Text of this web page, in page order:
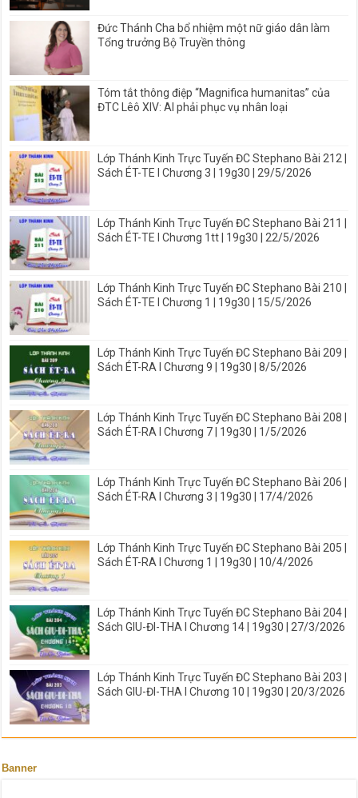
Đức Thánh Cha bổ nhiệm một nữ giáo dân làm
Tổng trưởng Bộ Truyền thông
Tóm tắt thông điệp “Magnifica humanitas” của
ĐTC Lêô XIV: AI phải phục vụ nhân loại
Lớp Thánh Kinh Trực Tuyến ĐC Stephano Bài 212 |
Sách ÉT-TE I Chương 3 | 19g30 | 29/5/2026
Lớp Thánh Kinh Trực Tuyến ĐC Stephano Bài 211 |
Sách ÉT-TE I Chương 1tt | 19g30 | 22/5/2026
Lớp Thánh Kinh Trực Tuyến ĐC Stephano Bài 210 |
Sách ÉT-TE I Chương 1 | 19g30 | 15/5/2026
Lớp Thánh Kinh Trực Tuyến ĐC Stephano Bài 209 |
Sách ÉT-RA I Chương 9 | 19g30 | 8/5/2026
Lớp Thánh Kinh Trực Tuyến ĐC Stephano Bài 208 |
Sách ÉT-RA I Chương 7 | 19g30 | 1/5/2026
Lớp Thánh Kinh Trực Tuyến ĐC Stephano Bài 206 |
Sách ÉT-RA I Chương 3 | 19g30 | 17/4/2026
Lớp Thánh Kinh Trực Tuyến ĐC Stephano Bài 205 |
Sách ÉT-RA I Chương 1 | 19g30 | 10/4/2026
Lớp Thánh Kinh Trực Tuyến ĐC Stephano Bài 204 |
Sách GIU-ĐI-THA I Chương 14 | 19g30 | 27/3/2026
Lớp Thánh Kinh Trực Tuyến ĐC Stephano Bài 203 |
Sách GIU-ĐI-THA I Chương 10 | 19g30 | 20/3/2026
Banner